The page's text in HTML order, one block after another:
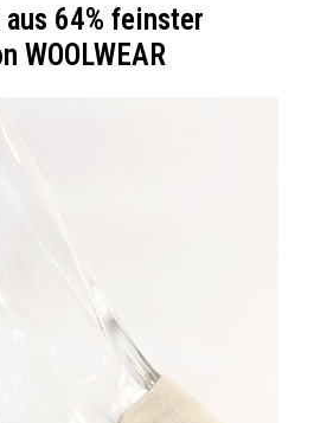
64% feinster
WOOLWEAR